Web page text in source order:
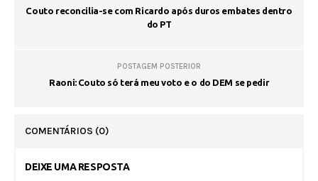
Couto reconcilia-se com Ricardo após duros embates dentro
do PT
POSTAGEM POSTERIOR
Raoni: Couto só terá meu voto e o do DEM se pedir
COMENTÁRIOS (0)
DEIXE UMA RESPOSTA